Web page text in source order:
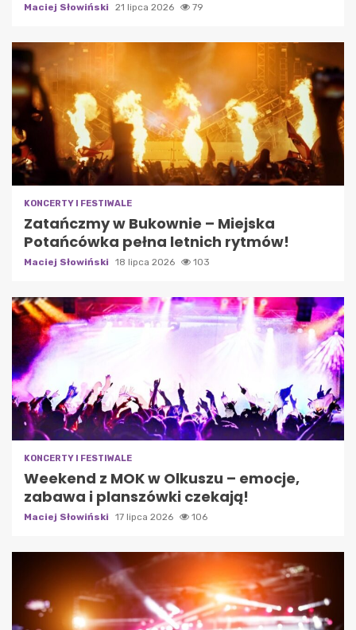
Maciej Słowiński 21 lipca 2026 79
KONCERTY I FESTIWALE
Zatańczmy w Bukownie – Miejska
Potańcówka pełna letnich rytmów!
Maciej Słowiński 18 lipca 2026 103
KONCERTY I FESTIWALE
Weekend z MOK w Olkuszu – emocje,
zabawa i planszówki czekają!
Maciej Słowiński 17 lipca 2026 106